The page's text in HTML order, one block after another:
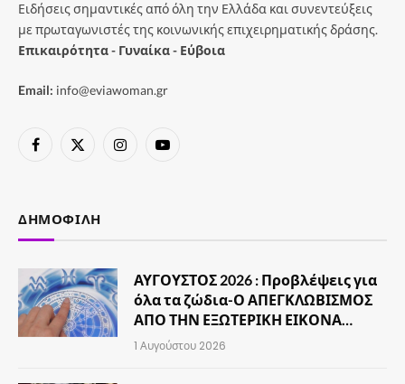
Ειδήσεις σημαντικές από όλη την Ελλάδα και συνεντεύξεις
με πρωταγωνιστές της κοινωνικής επιχειρηματικής δράσης.
Επικαιρότητα - Γυναίκα - Εύβοια
Email: info@eviawoman.gr
Facebook
X
InstagramYouTube
ΔΗΜΟΦΙΛΉ
ΑΥΓΟΥΣΤΟΣ 2026 : Προβλέψεις για
όλα τα ζώδια-Ο ΑΠΕΓΚΛΩΒΙΣΜΟΣ
ΑΠΟ ΤΗΝ ΕΞΩΤΕΡΙΚΗ ΕΙΚΟΝΑ…
1 Αυγούστου 2026